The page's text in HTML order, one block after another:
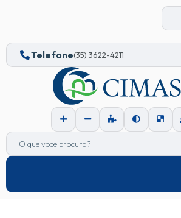
O que voce procura?
Telefone(35) 3622-4211